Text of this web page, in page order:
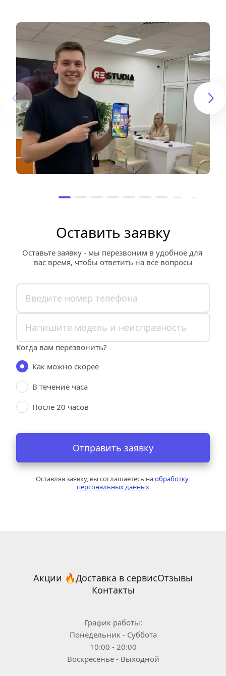
Оставить заявку
Оставьте заявку - мы перезвоним в удобное для
вас время, чтобы ответить на все вопросы
Когда вам перезвонить?
Как можно скорее
В течение часа
После 20 часов
Отправить заявку
Оставляя заявку, вы соглашаетесь на обработку
персональных данных
Акции 🔥Доставка в сервисОтзывы
Контакты
График работы:
Понедельник - Суббота
10:00 - 20:00
Воскресенье - Выходной